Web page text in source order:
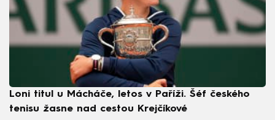
Loni titul u Mácháče, letos v Paříži. Šéf českého
tenisu žasne nad cestou Krejčíkové